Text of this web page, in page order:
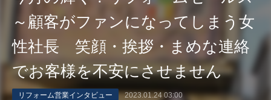
プライバシーポリシー 利用規約 会社概要
～顧客がファンになってしまう女
性社長 笑顔・挨拶・まめな連絡
でお客様を不安にさせません
リフォーム営業インタビュー 2023.01.24 03:00